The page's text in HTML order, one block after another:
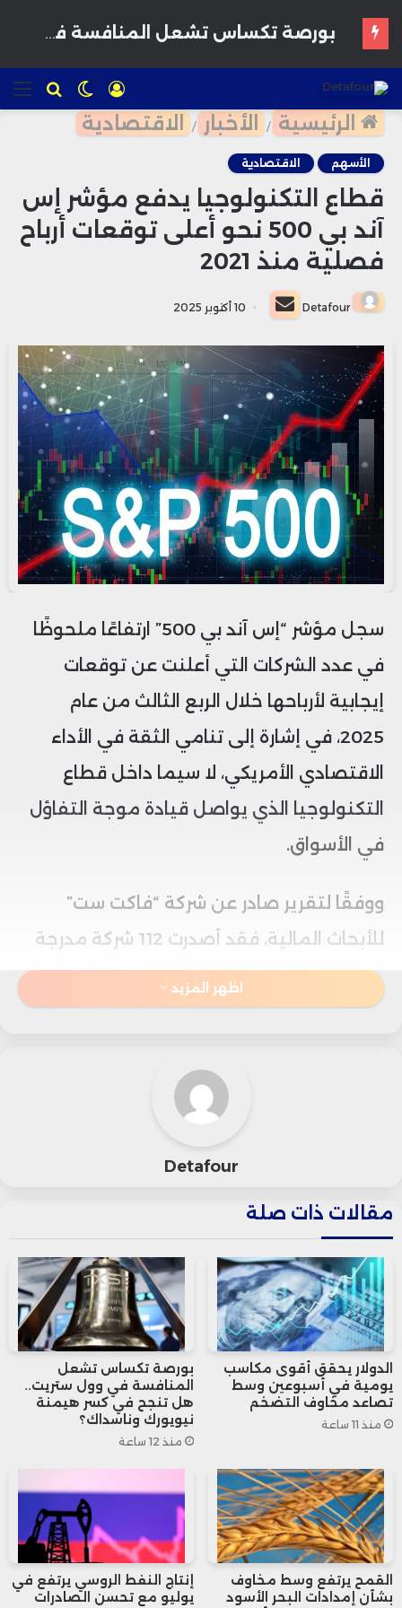
للبحث الوضع
المظلم
تسجيل
الدخول
الرئيسية / الأخبار / الاقتصادية
الأسهم الاقتصادية
قطاع التكنولوجيا يدفع مؤشر إس
آند بي 500 نحو أعلى توقعات أرباح
فصلية منذ 2021
Detafour
أرسل
بريدا
إلكترونيا
10 أكتوبر 2025
سجل مؤشر “إس آند بي 500” ارتفاعًا ملحوظًا
في عدد الشركات التي أعلنت عن توقعات
إيجابية لأرباحها خلال الربع الثالث من عام
2025، في إشارة إلى تنامي الثقة في الأداء
الاقتصادي الأمريكي، لا سيما داخل قطاع
التكنولوجيا الذي يواصل قيادة موجة التفاؤل
في الأسواق.
ووفقًا لتقرير صادر عن شركة “فاكت ست”
للأبحاث المالية، فقد أصدرت 112 شركة مدرجة
ضمن المؤشر توقعاتها الربعية، من بينها 56
شركة رجّحت تحقيق نتائج مالية أفضل من
شركة، ما يعكس تحسنًا في النظرة
المستقبلية للشركات الأمريكية الكبرى.
وأوضح التقرير أن نسبة الشركات المتفائلة
بلغت 50% من إجمالي الشركات التي قدمت
توقعاتها، مقارنة بمتوسط تاريخي يبلغ 43%،
وهي النسبة الأعلى منذ الربع الثالث لعام
2021.
ويعود الفضل في ذلك بدرجة كبيرة إلى قطاع
تكنولوجيا المعلومات، الذي ساهم وحده بـ 36
شركة أبدت نظرة إيجابية تجاه أرباحها المقبلة.
ويتركز هذا التفاؤل خصوصًا في شركات
اظهر المزيد
Detafour
مقالات ذات صلة
الدولار يحقق أقوى مكاسب
يومية في أسبوعين وسط
تصاعد مخاوف التضخم
منذ 11 ساعة
بورصة تكساس تشعل
المنافسة في وول ستريت..
هل تنجح في كسر هيمنة
نيويورك وناسداك؟
منذ 12 ساعة
القمح يرتفع وسط مخاوف
بشأن إمدادات البحر الأسود
إنتاج النفط الروسي يرتفع في
يوليو مع تحسن الصادرات